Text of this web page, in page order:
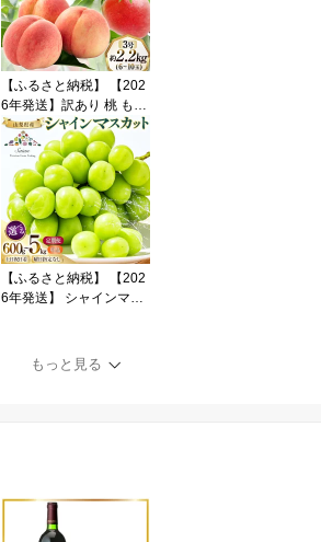
なし 1.2キロ 甘い 期間限
定 季節限定 JA 厳選 山梨
県産 令和8年 8月下旬か
ら [梨北農業協同組合 山
梨県 韮崎市 20742921]
【ふるさと納税】 【202
6年発送】訳あり 桃 もも
白鳳 or 白桃 3号 約2.2kg
(6〜10玉) モモ 果物 フル
ーツ 山梨 期間限定 季節
限定 冷蔵 農福連携 [斎庵
山梨県 韮崎市 2074527
7]
【ふるさと納税】 【202
6年発送】 シャインマス
0g 700g 1.2kg 2kg 2キロ
定期 フルーツ 果物 くだ
もっと見る